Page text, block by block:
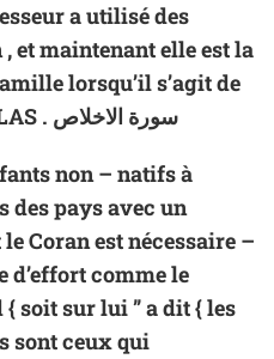
a utilisé des
et maintenant elle est la
lorsqu’il s’agit de
réciter sourate AL -IKHLAS . سورة الاخلاص
non – natifs à
des pays avec un
Coran est nécessaire –
d’effort comme le
soit sur lui ” a dit { les
sont ceux qui